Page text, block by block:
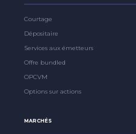
Courtage
Dépositaire
Services aux émetteurs
Offre bundled
OPCVM
Options sur actions
MARCHÉS